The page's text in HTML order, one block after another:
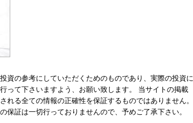
資の参考にしていただくためのものであり、実際の投資に
って下さいますよう、お願い致します。 当サイトの掲載
れる全ての情報の正確性を保証するものではありません。
保証は一切行っておりませんので、予めご了承下さい。